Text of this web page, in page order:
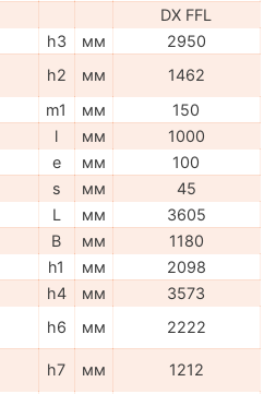
DX FFL
h3 мм
2950
h2 мм
1462
m1 мм
150
l мм
1000
e мм
100
s мм
45
L мм
3605
B мм
1180
h1 мм
2098
h4 мм
3573
h6 мм
2222
h7 мм
1212